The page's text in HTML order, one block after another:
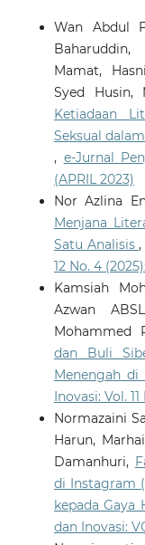
Wan Abdul
Mamat,
Syed Husin,
Ketiadaan
Seksual
, e-Jurnal
(APRIL 2023)
Nor Azlina
Menjana
Satu Analisis,
12 No. 4
Kamsiah
Azwan
Mohammed
dan Buli
Menengah di
Inovasi: Vol.
Normazaini
Harun,
Damanhuri,
di Instagram
kepada Gaya
dan Inovasi: